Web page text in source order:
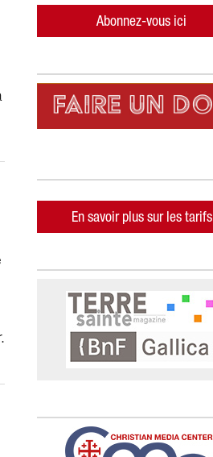
Abonnez-vous ici
En savoir plus sur les tarifs